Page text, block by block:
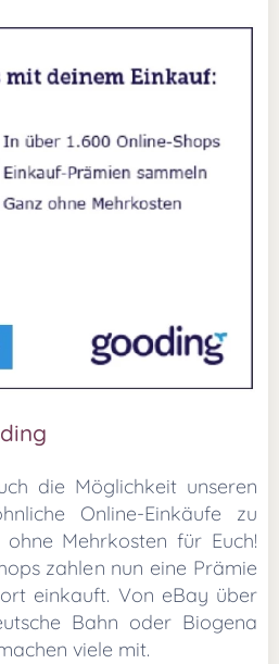
die Möglichkeit unseren
Online-Einkäufe zu
Mehrkosten für Euch!
zahlen nun eine Prämie
einkauft. Von eBay über
Bahn oder Biogena
viele mit.